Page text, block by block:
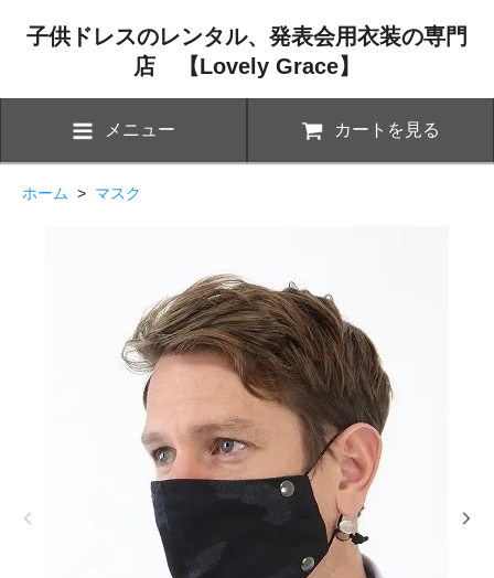
子供ドレスのレンタル、発表会用衣装の専門
店 【Lovely Grace】
メニュー カートを見る
ホーム > マスク